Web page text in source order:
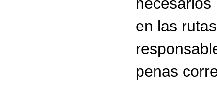
en las
penas